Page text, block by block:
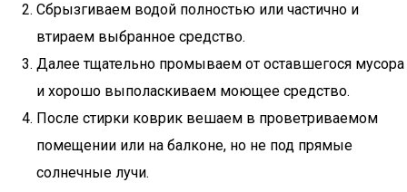
Сбрызгиваем водой полностью или частично и
втираем выбранное средство.
Далее тщательно промываем от оставшегося мусора
и хорошо выполаскиваем моющее средство.
После стирки коврик вешаем в проветриваемом
помещении или на балконе, но не под прямые
солнечные лучи.